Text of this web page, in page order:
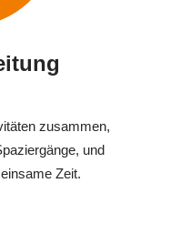
zusammen,
und
Zeit.